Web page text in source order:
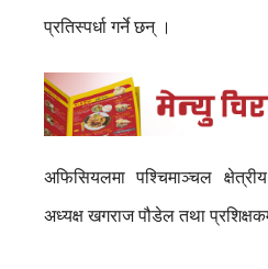
प्रतिस्पर्धा गर्ने छन् ।
अफिसियलमा पश्चिमाञ्चल
अध्यक्ष खगराज पौडेल तथा